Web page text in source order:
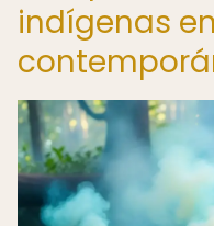
indígenas